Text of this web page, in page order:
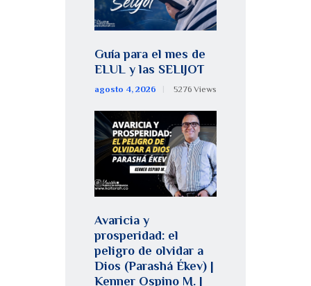
Guía para el mes de
ELUL y las SELIJOT
agosto 4, 2026 5276 Views
Avaricia y
prosperidad: el
peligro de olvidar a
Dios (Parashá Ékev) |
Kenner Ospino M. |